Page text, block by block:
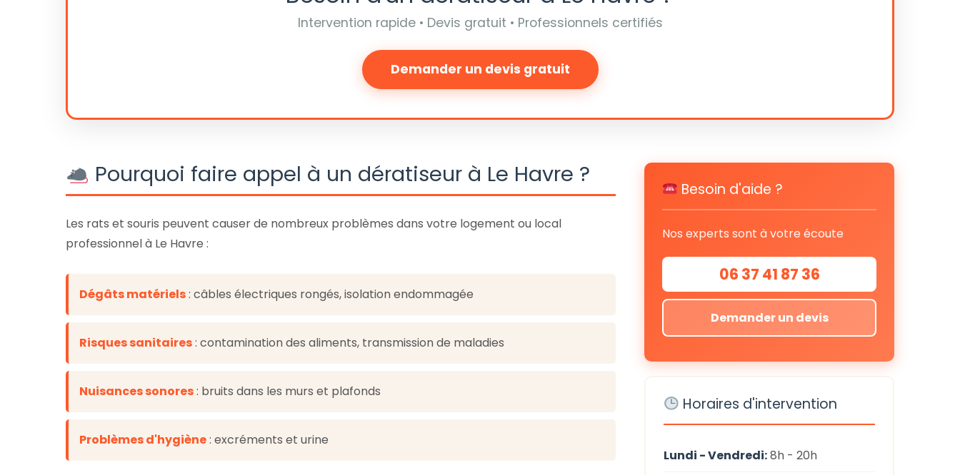
Intervention rapide • Devis gratuit • Professionnels certifiés
Demander un devis gratuit
Pourquoi faire appel à un dératiseur à Le Havre ?
Les rats et souris peuvent causer de nombreux problèmes dans votre logement ou local
professionnel à Le Havre :
Dégâts matériels: câbles électriques rongés, isolation endommagée
Risques sanitaires: contamination des aliments, transmission de maladies
Nuisances sonores: bruits dans les murs et plafonds
Problèmes d'hygiène: excréments et urine
Besoin d'aide ?
Nos experts sont à votre écoute
06 37 41 87 36
Demander un devis
Horaires d'intervention
Lundi - Vendredi:8h - 20h